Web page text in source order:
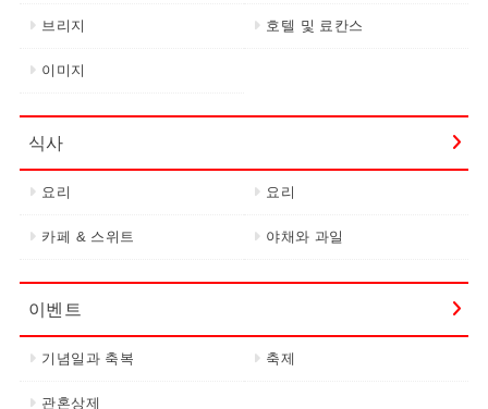
브리지 호텔 및 료칸스
이미지
식사
요리 요리
카페 & 스위트 야채와 과일
이벤트
기념일과 축복 축제
관혼상제